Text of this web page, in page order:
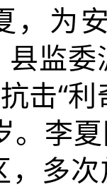
，为
县监
击“
。李
，多